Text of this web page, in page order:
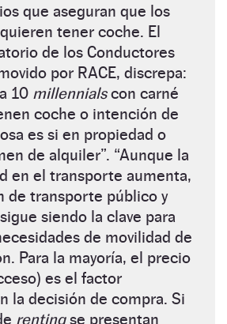
que aseguran que los
tener coche. El
de los Conductores
por RACE, discrepa:
10 millennialscon carné
coche o intención de
es si en propiedad o
de alquiler”. “Aunque la
en el transporte aumenta,
de transporte público y
siendo la clave para
de movilidad de
Para la mayoría, el precio
es el factor
la decisión de compra. Si
rentingse presentan